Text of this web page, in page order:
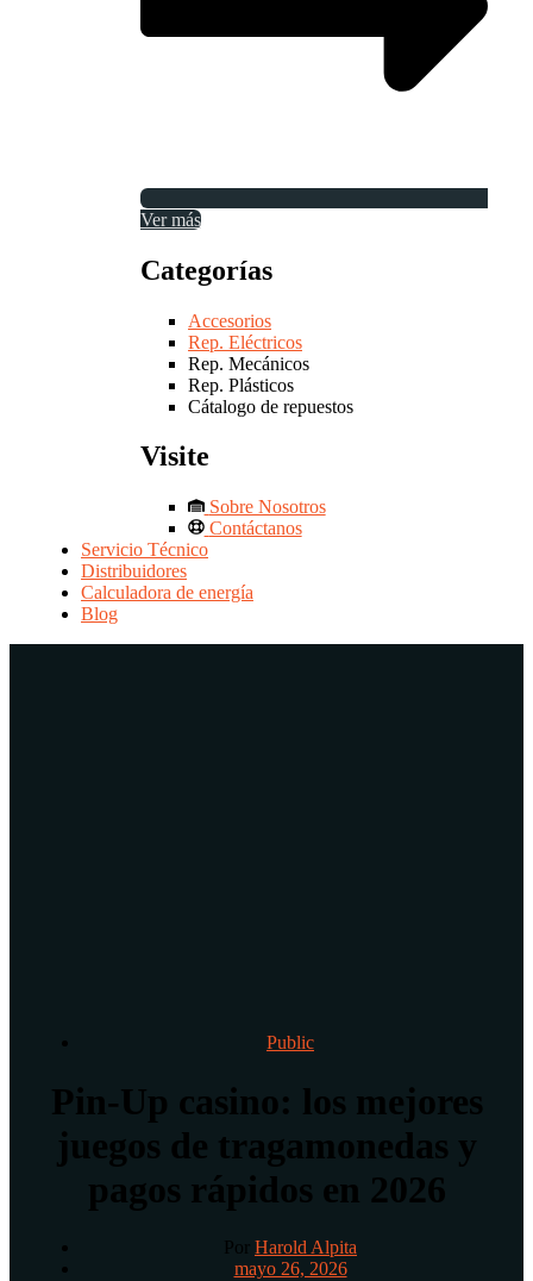
Ver más
Categorías
Accesorios
Rep. Eléctricos
Rep. Mecánicos
Rep. Plásticos
Cátalogo de repuestos
Visite
Sobre Nosotros
Contáctanos
Servicio Técnico
Distribuidores
Calculadora de energía
Blog
Public
Pin-Up casino: los mejores
juegos de tragamonedas y
pagos rápidos en 2026
Por Harold Alpita
mayo 26, 2026